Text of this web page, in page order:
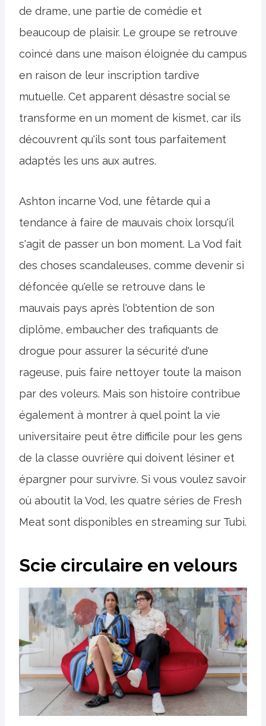
de drame, une partie de comédie et
beaucoup de plaisir. Le groupe se retrouve
coincé dans une maison éloignée du campus
en raison de leur inscription tardive
mutuelle. Cet apparent désastre social se
transforme en un moment de kismet, car ils
découvrent qu'ils sont tous parfaitement
adaptés les uns aux autres.
Ashton incarne Vod, une fêtarde qui a
tendance à faire de mauvais choix lorsqu'il
s'agit de passer un bon moment. La Vod fait
des choses scandaleuses, comme devenir si
défoncée qu'elle se retrouve dans le
mauvais pays après l'obtention de son
diplôme, embaucher des trafiquants de
drogue pour assurer la sécurité d'une
rageuse, puis faire nettoyer toute la maison
par des voleurs. Mais son histoire contribue
également à montrer à quel point la vie
universitaire peut être difficile pour les gens
de la classe ouvrière qui doivent lésiner et
épargner pour survivre. Si vous voulez savoir
où aboutit la Vod, les quatre séries de Fresh
Meat sont disponibles en streaming sur Tubi.
Scie circulaire en velours